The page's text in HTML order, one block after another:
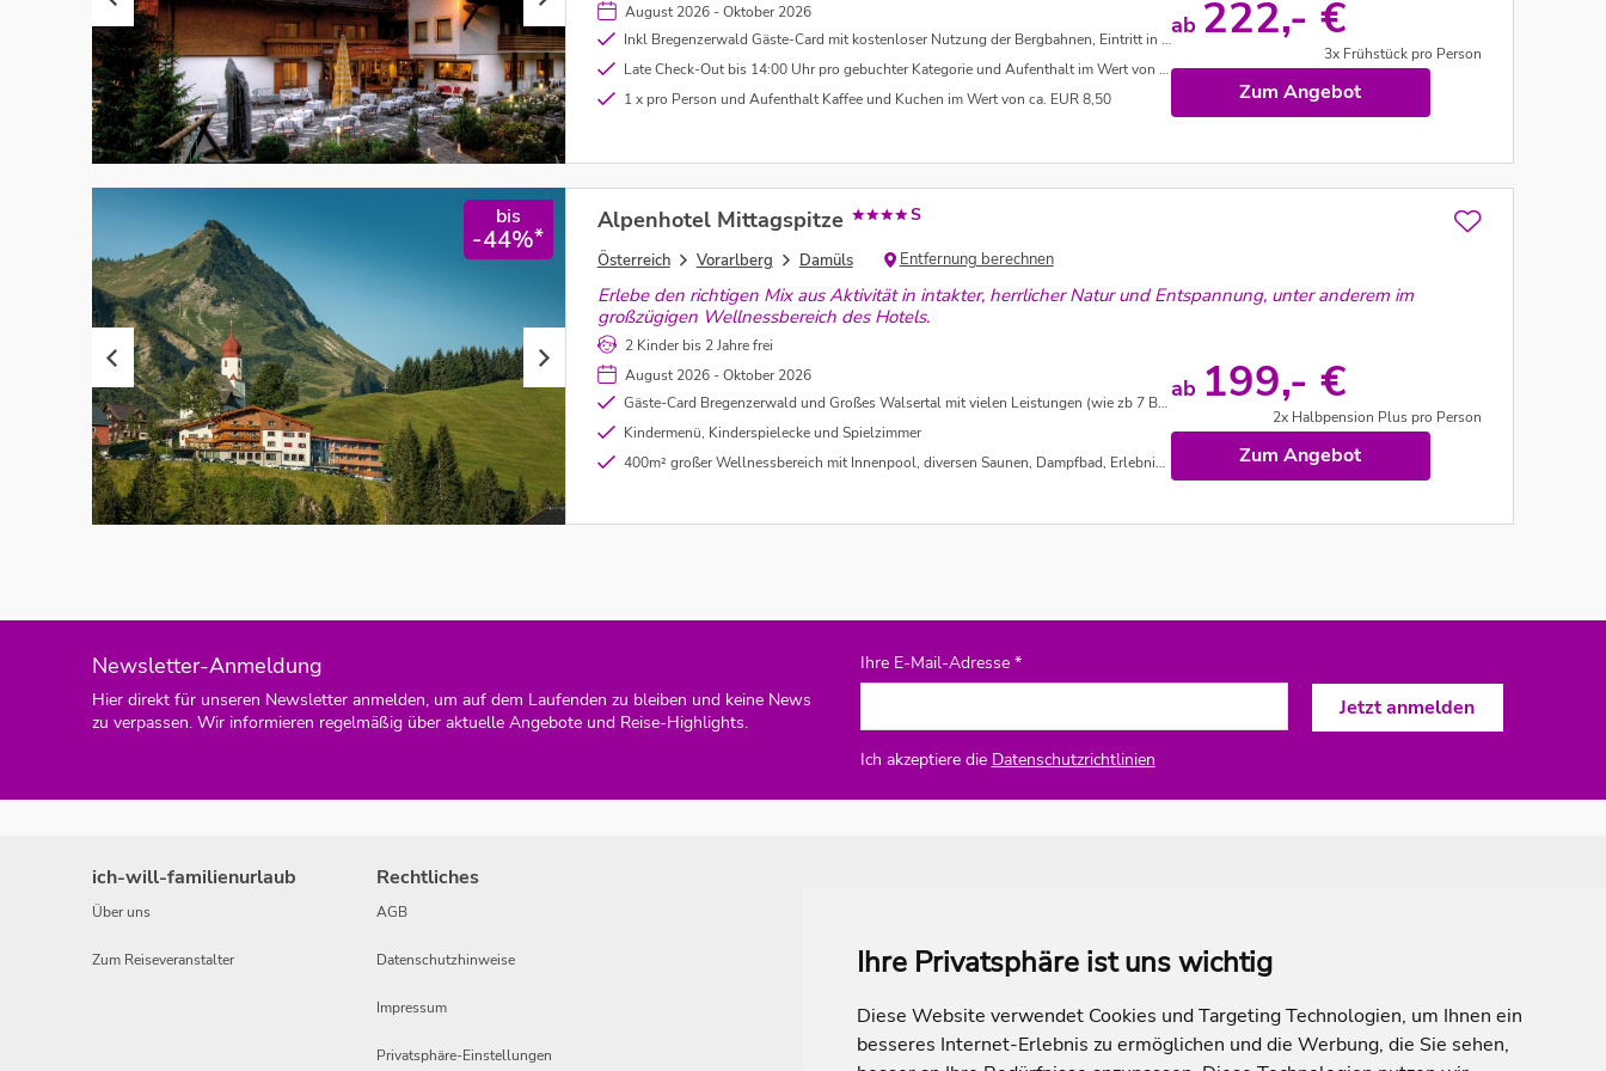
Ihre Privatsphäre ist uns wichtig
Diese Website verwendet Cookies und Targeting Technologien, um Ihnen ein
besseres Internet-Erlebnis zu ermöglichen und die Werbung, die Sie sehen,
August 2026 - Oktober 2026
Inkl Bregenzerwald Gäste-Card mit kostenloser Nutzung der Bergbahnen, Eintritt in die Schwimmbäder uwv. - unter Vorbehalt (genauere Infos im Link unter dem Punkt "Leistungen")
Late Check-Out bis 14:00 Uhr pro gebuchter Kategorie und Aufenthalt im Wert von ca. EUR 45,00
1 x pro Person und Aufenthalt Kaffee und Kuchen im Wert von ca. EUR 8,50
ab 222,- €
3x Frühstück pro Person
Zum Angebot
bis
-44%*
Alpenhotel Mittagspitze S
Österreich Vorarlberg Damüls Entfernung berechnen
Erlebe den richtigen Mix aus Aktivität in intakter, herrlicher Natur und Entspannung, unter anderem im
großzügigen Wellnessbereich des Hotels.
2 Kinder bis 2 Jahre frei
August 2026 - Oktober 2026
Gäste-Card Bregenzerwald und Großes Walsertal mit vielen Leistungen (wie zb 7 Bergbahnen, 7 Freibäder, öffentliche Verkehrsmittel) und Ermäßigungen, ab 3 Nächten Aufenthalt
Kindermenü, Kinderspielecke und Spielzimmer
400m² großer Wellnessbereich mit Innenpool, diversen Saunen, Dampfbad, Erlebnisdusche, Kneippanlage uvm.
ab 199,- €
2x Halbpension Plus pro Person
Zum Angebot
Newsletter-Anmeldung
Hier direkt für unseren Newsletter anmelden, um auf dem Laufenden zu bleiben und keine News
zu verpassen. Wir informieren regelmäßig über aktuelle Angebote und Reise-Highlights.
Ihre E-Mail-Adresse *
Ich akzeptiere die Datenschutzrichtlinien
ich-will-familienurlaub
Über uns
Zum Reiseveranstalter
Rechtliches
AGB
Datenschutzhinweise
Impressum
Privatsphäre-Einstellungen